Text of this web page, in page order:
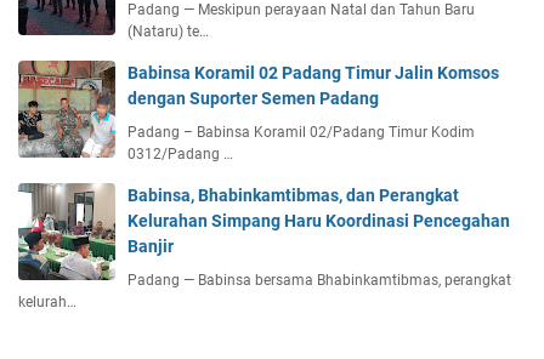
Padang — Meskipun perayaan Natal dan Tahun Baru
(Nataru) te…
Babinsa Koramil 02 Padang Timur Jalin Komsos
dengan Suporter Semen Padang
Padang – Babinsa Koramil 02/Padang Timur Kodim
0312/Padang …
Babinsa, Bhabinkamtibmas, dan Perangkat
Kelurahan Simpang Haru Koordinasi Pencegahan
Banjir
Padang — Babinsa bersama Bhabinkamtibmas, perangkat
kelurah…